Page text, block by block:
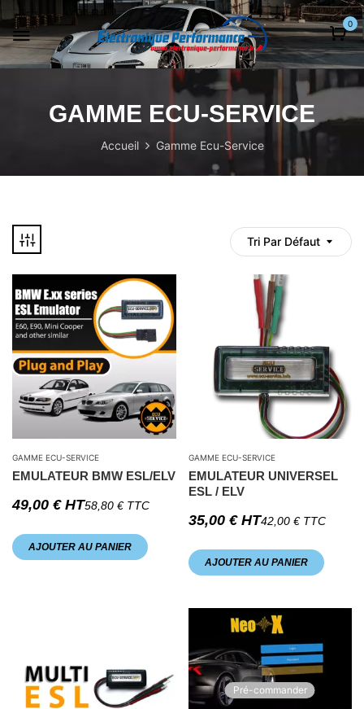
0
GAMME ECU-SERVICE
Accueil Gamme Ecu-Service
Tri Par Défaut
GAMME ECU-SERVICE
EMULATEUR BMW ESL/ELV
49,00 €HT58,80 €TTC
AJOUTER AU PANIER
GAMME ECU-SERVICE
EMULATEUR UNIVERSEL
ESL / ELV
35,00 €HT42,00 €TTC
AJOUTER AU PANIER
Pré-commander